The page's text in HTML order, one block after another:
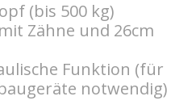
(bis 500 kg)
Zähne und 26cm
Funktion (für
notwendig)